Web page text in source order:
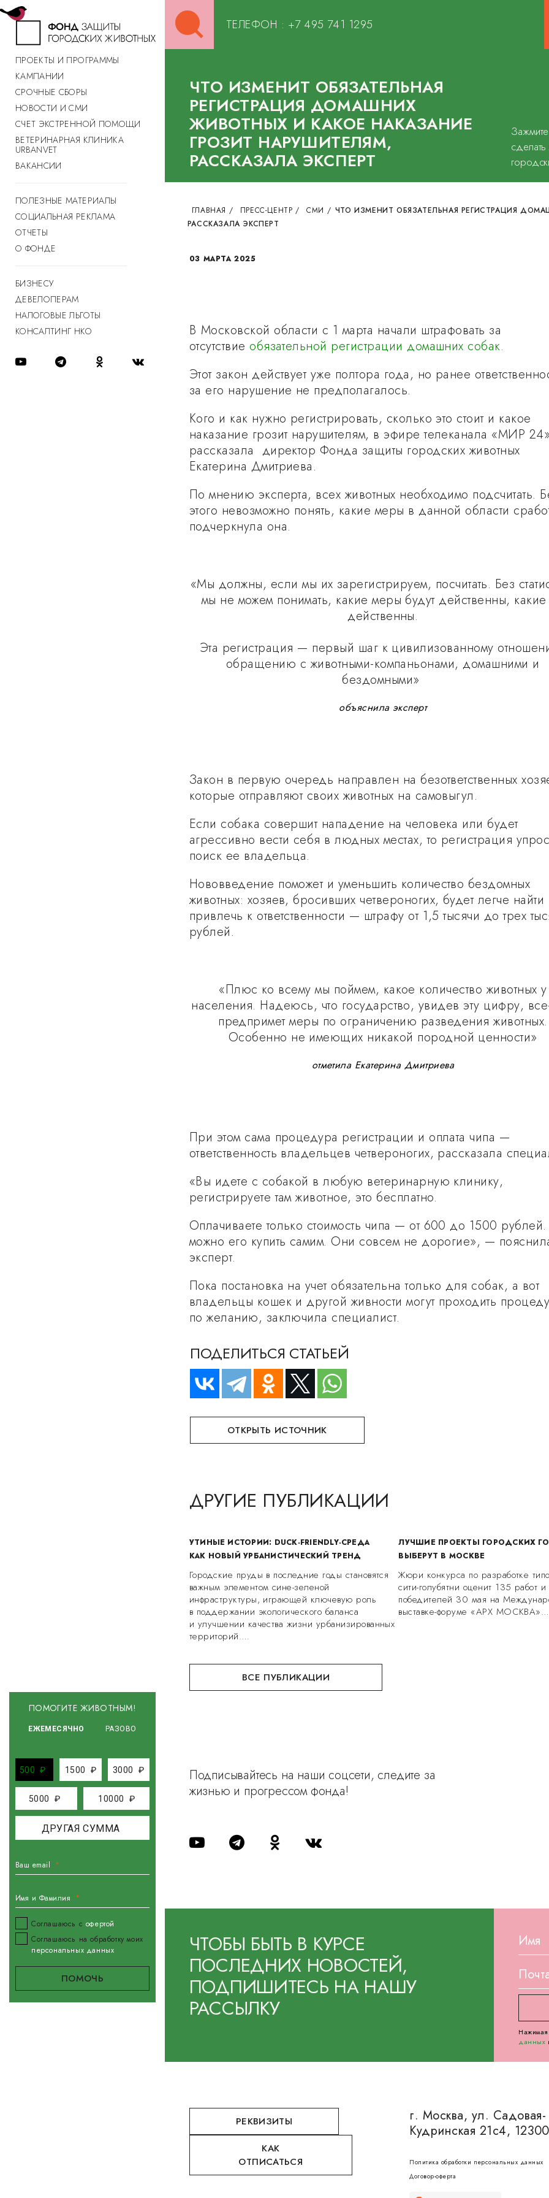
ПРОЕКТЫ И ПРОГРАММЫ
КАМПАНИИ
СРОЧНЫЕ СБОРЫ
НОВОСТИ И СМИ
СЧЕТ ЭКСТРЕННОЙ ПОМОЩИ
ВЕТЕРИНАРНАЯ КЛИНИКА
URBANVET
ВАКАНСИИ
ПОЛЕЗНЫЕ МАТЕРИАЛЫ
СОЦИАЛЬНАЯ РЕКЛАМА
ОТЧЕТЫ
О ФОНДЕ
БИЗНЕСУ
ДЕВЕЛОПЕРАМ
НАЛОГОВЫЕ ЛЬГОТЫ
КОНСАЛТИНГ НКО
ПОМОГИТЕ ЖИВОТНЫМ!
ЕЖЕМЕСЯЧНО РАЗОВО
500 ₽ 1500 ₽ 3000 ₽
5000 ₽ 10000 ₽
Ваш email
Имя и Фамилия
Соглашаюсь с офертой
Соглашаюсь на обработку моих
персональных данных
for:
ТЕЛЕФОН : +7 495 741 1295
ЧТО ИЗМЕНИТ ОБЯЗАТЕЛЬНАЯ
РЕГИСТРАЦИЯ ДОМАШНИХ
ЖИВОТНЫХ И КАКОЕ НАКАЗАНИЕ
ГРОЗИТ НАРУШИТЕЛЯМ,
РАССКАЗАЛА ЭКСПЕРТ
ГЛАВНАЯ / ПРЕСС-ЦЕНТР / СМИ / ЧТО ИЗМЕНИТ ОБЯЗАТЕЛЬНАЯ РЕГИСТРАЦИЯ
РАССКАЗАЛА ЭКСПЕРТ
03 МАРТА 2025
В Московской области с 1 марта начали штрафовать за
отсутствие обязательной регистрации домашних собак.
Этот закон действует уже полтора года, но ранее
за его нарушение не предполагалось.
Кого и как нужно регистрировать, сколько это стоит и какое
наказание грозит нарушителям, в эфире телеканала «МИР 24»
рассказала директор Фонда защиты городских животных
Екатерина Дмитриева.
По мнению эксперта, всех животных необходимо подсчитать.
этого невозможно понять, какие меры в данной области
подчеркнула она.
«Мы должны, если мы их зарегистрируем, посчитать. Без
мы не можем понимать, какие меры будут действенны,
действенны.
Эта регистрация — первый шаг к цивилизованному
обращению с животными-компаньонами, домашними и
бездомными»
объяснила эксперт
Закон в первую очередь направлен на безответственных
которые отправляют своих животных на самовыгул.
Если собака совершит нападение на человека или будет
агрессивно вести себя в людных местах, то регистрация
поиск ее владельца.
Нововведение поможет и уменьшить количество бездомных
животных: хозяев, бросивших четвероногих, будет легче найти
привлечь к ответственности — штрафу от 1,5 тысячи до трех
рублей.
«Плюс ко всему мы поймем, какое количество животных у
населения. Надеюсь, что государство, увидев эту цифру,
предпримет меры по ограничению разведения животных.
Особенно не имеющих никакой породной ценности»
отметила Екатерина Дмитриева
При этом сама процедура регистрации и оплата чипа —
ответственность владельцев четвероногих, рассказала
«Вы идете с собакой в любую ветеринарную клинику,
регистрируете там животное, это бесплатно.
Оплачиваете только стоимость чипа — от 600 до 1500
можно его купить самим. Они совсем не дорогие», —
эксперт.
Пока постановка на учет обязательна только для собак, а вот
владельцы кошек и другой живности могут проходить
по желанию, заключила специалист.
ПОДЕЛИТЬСЯ СТАТЬЕЙ
ОТКРЫТЬ ИСТОЧНИК
ДРУГИЕ ПУБЛИКАЦИИ
УТИНЫЕ ИСТОРИИ: DUCK-FRIENDLY-СРЕДА
КАК НОВЫЙ УРБАНИСТИЧЕСКИЙ ТРЕНД
Городские пруды в последние годы становятся
важным элементом сине-зеленой
инфраструктуры, играющей ключевую роль
в поддержании экологического баланса
и улучшении качества жизни урбанизированных
территорий.…
ЛУЧШИЕ ПРОЕКТЫ ГОРОДСКИХ
ВЫБЕРУТ В МОСКВЕ
Жюри конкурса по разработке
сити-голубятни оценит 135 работ и
победителей 30 мая на
выставке-форуме «АРХ
ВСЕ ПУБЛИКАЦИИ
Подписывайтесь на наши соцсети, следите за
жизнью и прогрессом фонда!
ЧТОБЫ БЫТЬ В КУРСЕ
ПОСЛЕДНИХ НОВОСТЕЙ,
ПОДПИШИТЕСЬ НА НАШУ
РАССЫЛКУ
Нажимая
данных
РЕКВИЗИТЫ
КАК
ОТПИСАТЬСЯ
г. Москва, ул. Садовая-
Кудринская 21с4,
Политика обработки персональных данных
Договор-оферта